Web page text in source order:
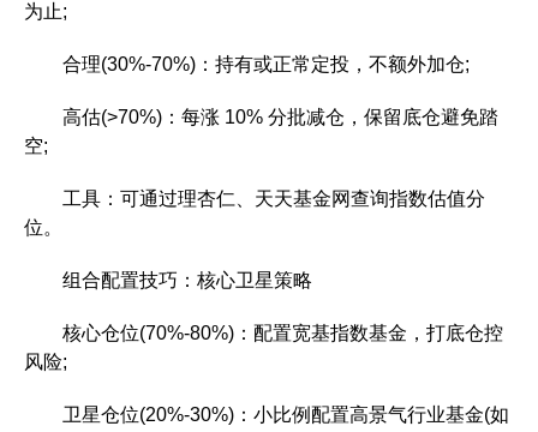
为止;
合理(30%-70%)：持有或正常定投，不额外加仓;
高估(>70%)：每涨 10% 分批减仓，保留底仓避免踏
空;
工具：可通过理杏仁、天天基金网查询指数估值分
位。
组合配置技巧：核心卫星策略
核心仓位(70%-80%)：配置宽基指数基金，打底仓控
风险;
卫星仓位(20%-30%)：小比例配置高景气行业基金(如